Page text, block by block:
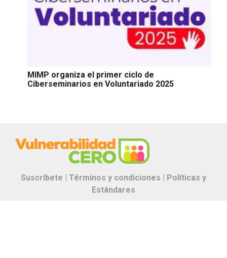
MIMP organiza el primer ciclo de
Ciberseminarios en Voluntariado 2025
Suscríbete | Términos y condiciones | Políticas y
Estándares